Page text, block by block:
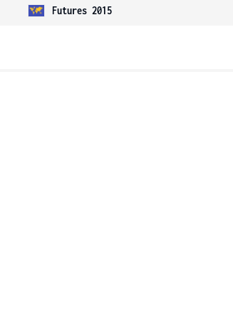
Futures 2015